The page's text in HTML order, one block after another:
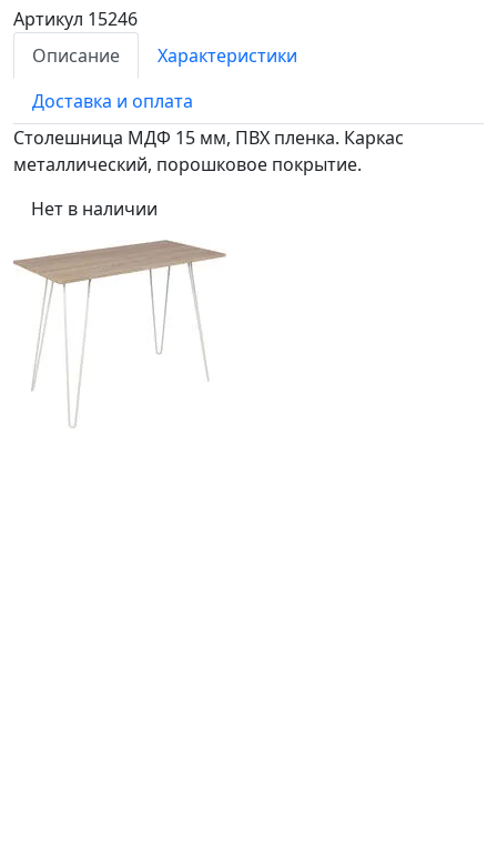
Артикул 15246
Описание
Характеристики
Доставка и оплата
Столешница МДФ 15 мм, ПВХ пленка. Каркас
металлический, порошковое покрытие.
Нет в наличии